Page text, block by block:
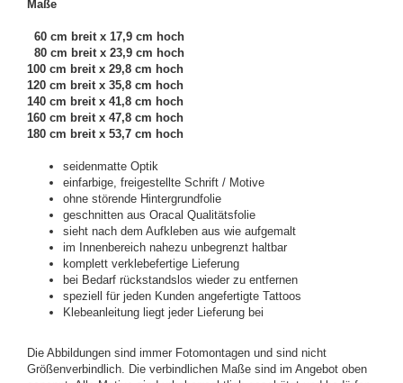
Maße
60 cm breit x 17,9 cm hoch
80 cm breit x 23,9 cm hoch
100 cm breit x 29,8 cm hoch
120 cm breit x 35,8 cm hoch
140 cm breit x 41,8 cm hoch
160 cm breit x 47,8 cm hoch
180 cm breit x 53,7 cm hoch
seidenmatte Optik
einfarbige, freigestellte Schrift / Motive
ohne störende Hintergrundfolie
geschnitten aus Oracal Qualitätsfolie
sieht nach dem Aufkleben aus wie aufgemalt
im Innenbereich nahezu unbegrenzt haltbar
komplett verklebefertige Lieferung
bei Bedarf rückstandslos wieder zu entfernen
speziell für jeden Kunden angefertigte Tattoos
Klebeanleitung liegt jeder Lieferung bei
Die Abbildungen sind immer Fotomontagen und sind nicht
Größenverbindlich. Die verbindlichen Maße sind im Angebot oben